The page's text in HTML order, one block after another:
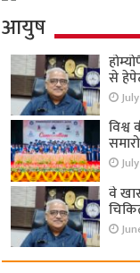
आयुष
से
विश्व
वे